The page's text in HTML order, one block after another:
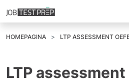
HOMEPAGINA LTP ASSESSMENT
LTP